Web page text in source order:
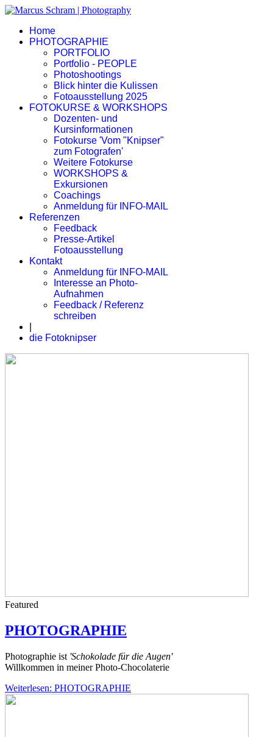
Home
PHOTOGRAPHIE
PORTFOLIO
Portfolio - PEOPLE
Photoshootings
Blick hinter die Kulissen
Fotoausstellung 2025
FOTOKURSE & WORKSHOPS
Dozenten- und
Kursinformationen
Fotokurse 'Vom "Knipser"
zum Fotografen'
Weitere Fotokurse
WORKSHOPS &
Exkursionen
Coachings
Anmeldung für INFO-MAIL
Referenzen
Feedback
Presse-Artikel
Fotoausstellung
Kontakt
Anmeldung für INFO-MAIL
Interesse an Photo-
Aufnahmen
Feedback / Referenz
schreiben
die Fotoknipser
Featured
PHOTOGRAPHIE
Photographie ist 'Schokolade für die Augen'
Willkommen in meiner Photo-Chocolaterie
Weiterlesen: PHOTOGRAPHIE